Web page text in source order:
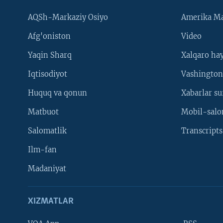
AQSh-Markaziy Osiyo
Afg'oniston
Yaqin Sharq
Iqtisodiyot
Huquq va qonun
Matbuot
Salomatlik
Ilm-fan
Madaniyat
Amerika
Video
Xalqaro
Xabarlar
Mobil-
Transcripts
XIZMATLAR